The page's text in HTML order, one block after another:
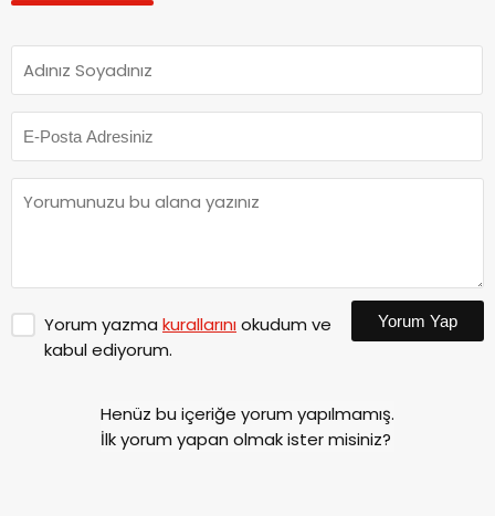
Yorum yazma kurallarınıokudum ve
kabul ediyorum.
Yorum Yap
Henüz bu içeriğe yorum yapılmamış.
İlk yorum yapan olmak ister misiniz?